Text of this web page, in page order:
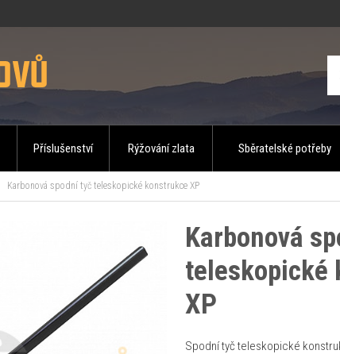
Příslušenství Rýžování zlata Sběratelské potřeby
Karbonová spodní tyč teleskopické konstrukce XP
Karbonová
teleskopické
XP
Spodní tyč teleskopické